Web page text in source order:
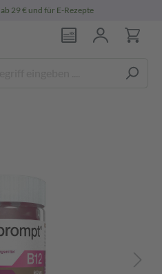
ab 29 € und für E-Rezepte